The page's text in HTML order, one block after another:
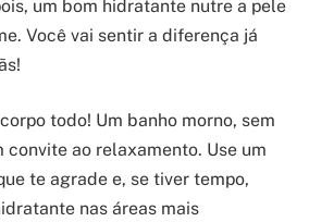
um bom hidratante nutre a pele
Você vai sentir a diferença já
todo! Um banho morno, sem
convite ao relaxamento. Use um
te agrade e, se tiver tempo,
nas áreas mais